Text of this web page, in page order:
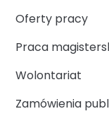
Oferty pracy
Praca
Wolontariat
Zamówienia